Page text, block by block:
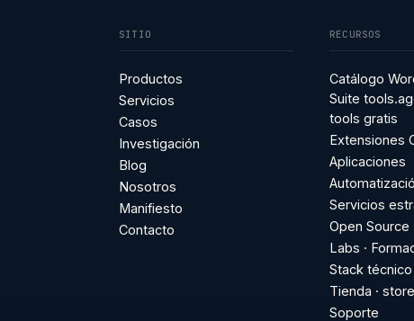
SITIO
Productos
Servicios
Casos
Investigación
Blog
Nosotros
Manifiesto
Contacto
RECURSOS
Catálogo
Suite
tools gratis
Extensiones
Aplicaciones
Servicios
Open Source
Labs ·
Stack técnico
Tienda ·
Soporte